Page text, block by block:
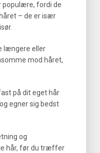
populære, fordi de
– de er især
længere eller
mod håret,
på dit eget hår
egner sig bedst
og
hår, før du træffer